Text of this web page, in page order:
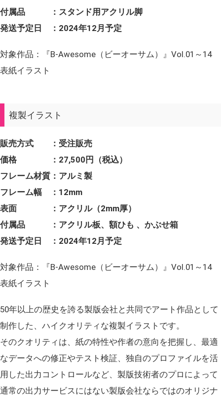
付属品 ：スタンド用アクリル脚
発送予定日 ：2024年12月予定
対象作品：『B-Awesome（ビーオーサム）』Vol.01～14
表紙イラスト
複製イラスト
販売方式 ：受注販売
価格 ：27,500円（税込）
フレーム材質：アルミ製
フレーム幅 ：12mm
表面 ：アクリル（2mm厚）
付属品 ：アクリル板、額ひも 、かぶせ箱
発送予定日 ：2024年12月予定
対象作品：『B-Awesome（ビーオーサム）』Vol.01～14
表紙イラスト
50年以上の歴史を誇る製版会社と共同でアート作品として
制作した、ハイクオリティな複製イラストです。
そのクオリティは、紙の特性や作者の意向を把握し、最適
なデータへの修正やテスト検証、独自のプロファイルを活
用した出力コントロールなど、製版技術者のプロによって
通常の出力サービスにはない製版会社ならではのオリジナ